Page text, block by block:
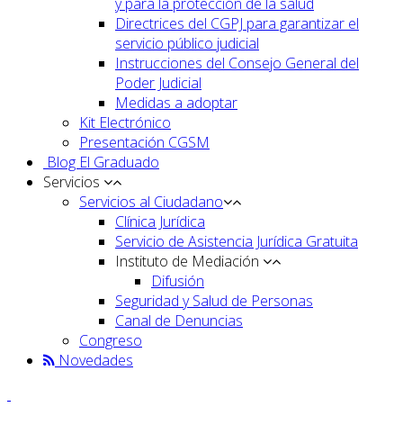
y para la protección de la salud
Directrices del CGPJ para garantizar el
servicio público judicial
Instrucciones del Consejo General del
Poder Judicial
Medidas a adoptar
Kit Electrónico
Presentación CGSM
Blog El Graduado
Servicios
Servicios al Ciudadano
Clínica Jurídica
Servicio de Asistencia Jurídica Gratuita
Instituto de Mediación
Difusión
Seguridad y Salud de Personas
Canal de Denuncias
Congreso
Novedades